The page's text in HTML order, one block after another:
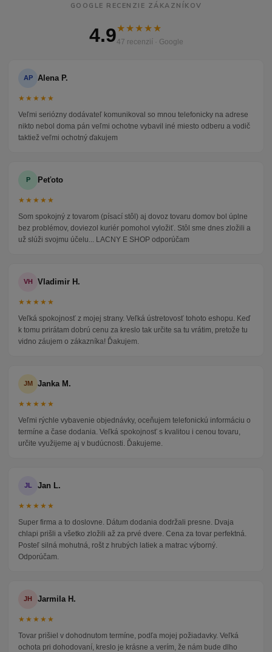
GOOGLE RECENZIE ZÁKAZNÍKOV
4.9★★★★★
47 recenzií · Google
AP Alena P.
★★★★★
Veľmi seriózny dodávateľ komunikoval so mnou telefonicky na adrese
nikto nebol doma pán veľmi ochotne vybavil iné miesto odberu a vodič
taktiež veľmi ochotný ďakujem
P Peťoto
★★★★★
Som spokojný z tovarom (písací stôl) aj dovoz tovaru domov bol úplne
bez problémov, doviezol kuriér pomohol vyložiť. Stôl sme dnes zložili a
už slúži svojmu účelu... LACNY E SHOP odporúčam
VH Vladimir H.
★★★★★
Veľká spokojnosť z mojej strany. Veľká ústretovosť tohoto eshopu. Keď
k tomu prirátam dobrú cenu za kreslo tak určite sa tu vrátim, pretože tu
vidno záujem o zákazníka! Ďakujem.
JM Janka M.
★★★★★
Veľmi rýchle vybavenie objednávky, oceňujem telefonickú informáciu o
termíne a čase dodania. Veľká spokojnosť s kvalitou i cenou tovaru,
určite využijeme aj v budúcnosti. Ďakujeme.
JL Jan L.
★★★★★
Super firma a to doslovne. Dátum dodania dodržali presne. Dvaja
chlapi prišli a všetko zložili až za prvé dvere. Cena za tovar perfektná.
Posteľ silná mohutná, rošt z hrubých latiek a matrac výborný.
Odporúčam.
JH Jarmila H.
★★★★★
Tovar prišiel v dohodnutom termíne, podľa mojej požiadavky. Veľká
ochota pri dohodovaní, kreslo je krásne a verím, že nám bude dlho